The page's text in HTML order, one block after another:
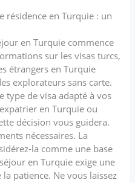
résidence en Turquie : un
en Turquie commence
sur les visas turcs,
étrangers en Turquie
explorateurs sans carte.
type de visa adapté à vos
en Turquie ou
décision vous guidera.
nécessaires. La
la comme une base
en Turquie exige une
patience. Ne vous laissez